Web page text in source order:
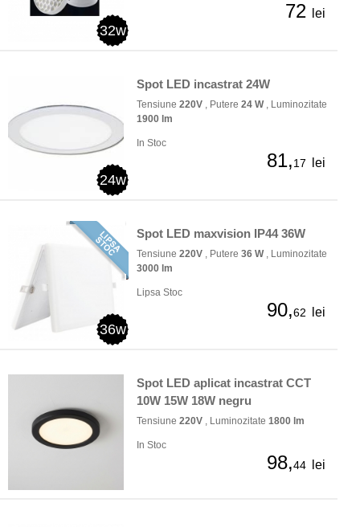
32w
72 lei
24w
Spot LED incastrat 24W
Tensiune 220V , Putere 24 W, Luminozitate
1900 lm
In Stoc
81,17 lei
36w
Spot LED maxvision IP44 36W
Tensiune 220V , Putere 36 W, Luminozitate
3000 lm
Lipsa Stoc
90,62 lei
Spot LED aplicat incastrat CCT
10W 15W 18W negru
Tensiune 220V , Luminozitate 1800 lm
In Stoc
98,44 lei